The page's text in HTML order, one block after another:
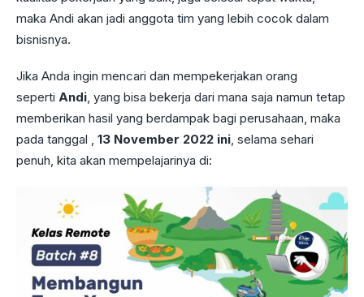
maka Andi akan jadi anggota tim yang lebih cocok dalam
bisnisnya.
Jika Anda ingin mencari dan mempekerjakan orang
seperti Andi, yang bisa bekerja dari mana saja namun tetap
memberikan hasil yang berdampak bagi perusahaan, maka
pada tanggal , 13 November 2022 ini, selama sehari
penuh, kita akan mempelajarinya di: